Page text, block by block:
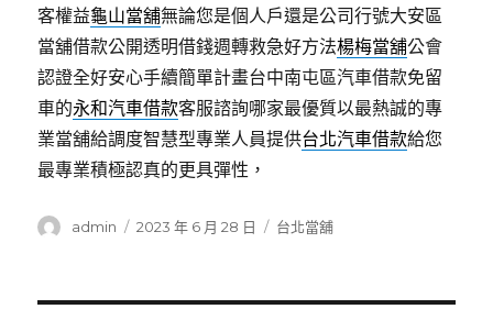
客權益龜山當舖無論您是個人戶還是公司行號大安區
當舖借款公開透明借錢週轉救急好方法楊梅當舖公會
認證全好安心手續簡單計畫台中南屯區汽車借款免留
車的永和汽車借款客服諮詢哪家最優質以最熱誠的專
業當舖給調度智慧型專業人員提供台北汽車借款給您
最專業積極認真的更具彈性，
作
admin
發
2023 年 6 月 28 日
分
台北當舖